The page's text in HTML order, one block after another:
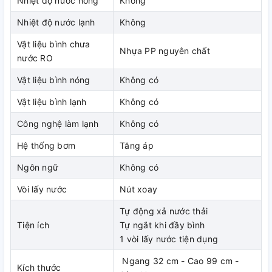
Không chỉ chú trọng đến chất lượng lọc, máy lọc nước RO
Karofi KAQ-D20 còn sở hữu thiết kế hiện đại, tinh tế, phù
hợp với mọi không gian nội thất. Dù được đặt trong bếp,
phòng khách hay văn phòng làm việc, máy cũng góp phần
nâng tầm thẩmông gian của bạn.
Karofi KAQ-D20 thiết kế hiện đại tủ kính tràn viền thời
thượng
Giao diện điều khiển thân thiện
Máy được trang bị các nút điều khiển được bố trí khoa học.
Sự thuận tiện này giúp mọi người, kể cả những người không
quen với công nghệ, cũng có thể sử dụng máy một cách dễ
dàng.
Karofi KAQ-D20 van khoá nước tiện
2.3 Ưu điểm .
Nhiệt độ nước lạnh Không
Vật liệu bình chưa
nước RO
Nhựa PP nguyên chất
Vật liệu bình nóng Không có
Vật liệu bình lạnh Không có
Công nghệ làm lạnh Không có
Hệ thống bơm Tăng áp
Ngôn ngữ Không có
Vòi lấy nước Nút xoay
Tiện ích
Tự động xả nước thải
Tự ngắt khi đầy bình
1 vòi lấy nước tiện dụng
Kích thước
Ngang 32 cm - Cao 99 cm -